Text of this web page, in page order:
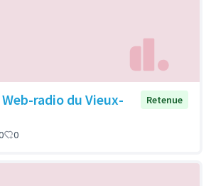
radio du Vieux-
Retenue
0